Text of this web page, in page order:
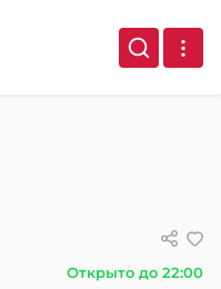
Открыто до 22:00